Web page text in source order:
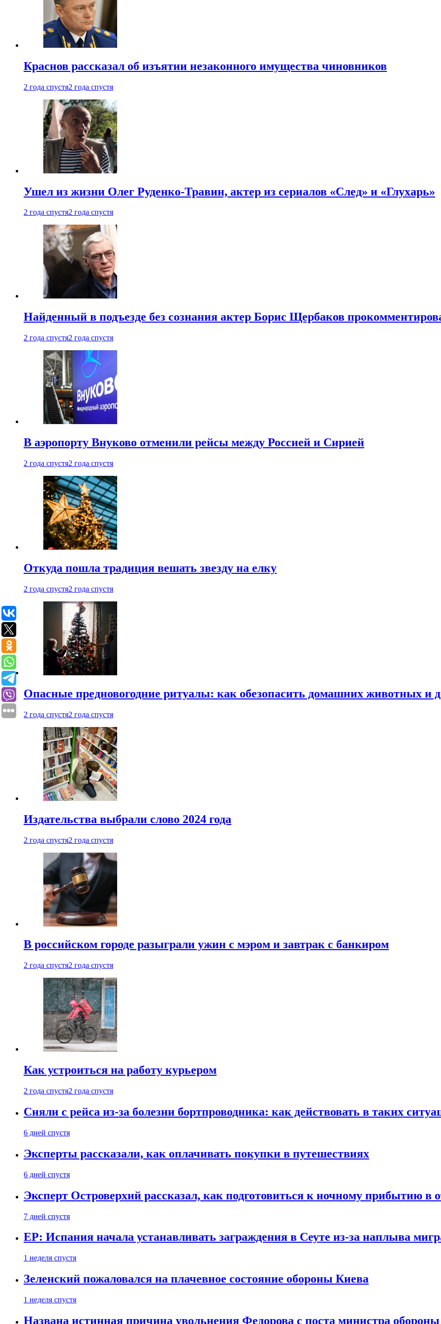
Краснов рассказал об изъятии незаконного имущества чиновников
2 года спустя2 года спустя
Ушел из жизни Олег Руденко-Травин, актер из сериалов «След» и «Глухарь»
2 года спустя2 года спустя
Найденный в подъезде без сознания актер Борис Щербаков
2 года спустя2 года спустя
В аэропорту Внуково отменили рейсы между Россией и Сирией
2 года спустя2 года спустя
Откуда пошла традиция вешать звезду на елку
2 года спустя2 года спустя
Опасные предновогодние ритуалы: как обезопасить домашних животных и
2 года спустя2 года спустя
Издательства выбрали слово 2024 года
2 года спустя2 года спустя
В российском городе разыграли ужин с мэром и завтрак с банкиром
2 года спустя2 года спустя
Как устроиться на работу курьером
2 года спустя2 года спустя
Сняли с рейса из-за болезни бортпроводника: как действовать в таких
6 дней спустя
Эксперты рассказали, как оплачивать покупки в путешествиях
6 дней спустя
Эксперт Островерхий рассказал, как подготовиться к ночному прибытию в
7 дней спустя
EP: Испания начала устанавливать заграждения в Сеуте из-за наплыва
1 неделя спустя
Зеленский пожаловался на плачевное состояние обороны Киева
1 неделя спустя
Названа истинная причина увольнения Федорова с поста министра